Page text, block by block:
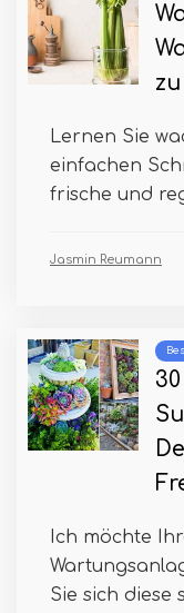
Lernen Sie
einfachen
frische und
Jasmin Reumann
Ich möchte
Sie sich diese